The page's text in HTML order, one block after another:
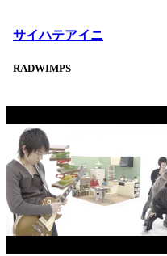
サイハテアイニ
RADWIMPS